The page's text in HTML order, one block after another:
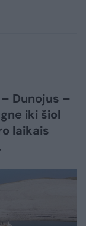
Dunojus –
iki šiol
laikais